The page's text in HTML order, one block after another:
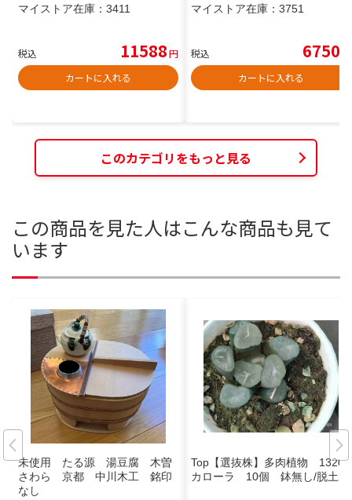
マイストア在庫： 3411
税込 11588円
カートに入れる
マイストア在庫： 3751
税込 6750
カートに入れる
このカテゴリをもっと見る
この商品を見た人はこんな商品も見て
います
未使用 たる源 湯豆腐 木曽
さわら 京都 中川木工 銘印
なし
Top【選抜株】多肉植物 13208
カローラ 10個 鉢無し/脱土